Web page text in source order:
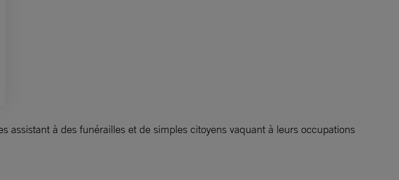
assistant à des funérailles et de simples citoyens vaquant à leurs occupations